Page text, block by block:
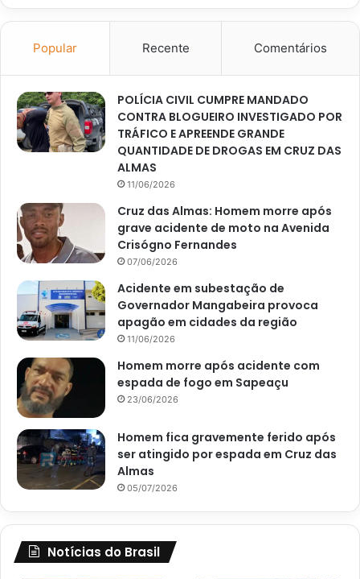
Popular Recente Comentários
POLÍCIA CIVIL CUMPRE MANDADO
CONTRA BLOGUEIRO INVESTIGADO POR
TRÁFICO E APREENDE GRANDE
QUANTIDADE DE DROGAS EM CRUZ DAS
ALMAS
11/06/2026
Cruz das Almas: Homem morre após
grave acidente de moto na Avenida
Crisógno Fernandes
07/06/2026
Acidente em subestação de
Governador Mangabeira provoca
apagão em cidades da região
11/06/2026
Homem morre após acidente com
espada de fogo em Sapeaçu
23/06/2026
Homem fica gravemente ferido após
ser atingido por espada em Cruz das
Almas
05/07/2026
Notícias do Brasil